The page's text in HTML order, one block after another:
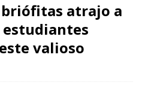
briófitas atrajo a
valioso